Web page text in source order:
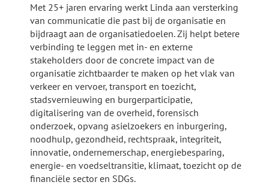
Met 25+ jaren ervaring werkt Linda aan versterking
van communicatie die past bij de organisatie en
bijdraagt aan de organisatiedoelen. Zij helpt betere
verbinding te leggen met in- en externe
stakeholders door de concrete impact van de
organisatie zichtbaarder te maken op het vlak van
verkeer en vervoer, transport en toezicht,
stadsvernieuwing en burgerparticipatie,
digitalisering van de overheid, forensisch
onderzoek, opvang asielzoekers en inburgering,
noodhulp, gezondheid, rechtspraak, integriteit,
innovatie, ondernemerschap, energiebesparing,
energie- en voedseltransitie, klimaat, toezicht op de
financiële sector en SDGs.